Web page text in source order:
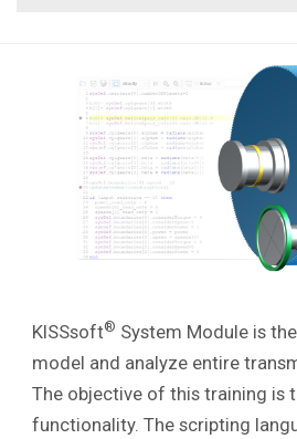
KISSsoft® System Module is
model and analyze entire
The objective of this training is
functionality. The scripting